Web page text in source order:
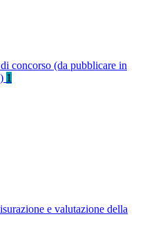
concorso (da pubblicare in
1
e valutazione della